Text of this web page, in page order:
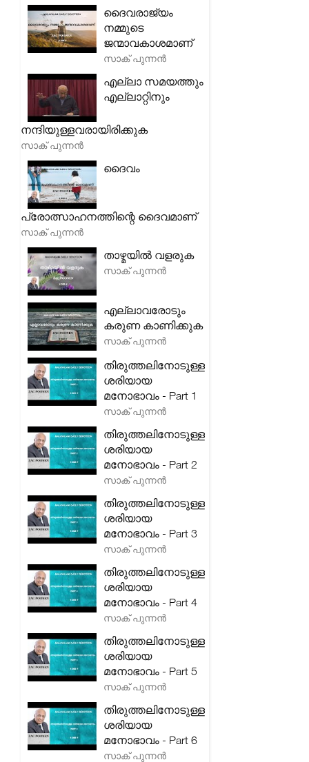
ദൈവരാജ്യം
നമ്മുടെ
ജന്മാവകാശമാണ്
സാക് പുന്നൻ
എല്ലാ സമയത്തും
എല്ലാറ്റിനും
നന്ദിയുള്ളവരായിരിക്കുക
സാക് പുന്നൻ
ദൈവം
പ്രോത്സാഹനത്തിന്റെ ദൈവമാണ്
സാക് പുന്നൻ
താഴ്മയിൽ വളരുക
സാക് പുന്നൻ
എല്ലാവരോടും
കരുണ കാണിക്കുക
സാക് പുന്നൻ
തിരുത്തലിനോടുള്ള
ശരിയായ
മനോഭാവം - Part 1
സാക് പുന്നൻ
തിരുത്തലിനോടുള്ള
ശരിയായ
മനോഭാവം - Part 2
സാക് പുന്നൻ
തിരുത്തലിനോടുള്ള
ശരിയായ
മനോഭാവം - Part 3
സാക് പുന്നൻ
തിരുത്തലിനോടുള്ള
ശരിയായ
മനോഭാവം - Part 4
സാക് പുന്നൻ
തിരുത്തലിനോടുള്ള
ശരിയായ
മനോഭാവം - Part 5
സാക് പുന്നൻ
തിരുത്തലിനോടുള്ള
ശരിയായ
മനോഭാവം - Part 6
സാക് പുന്നൻ